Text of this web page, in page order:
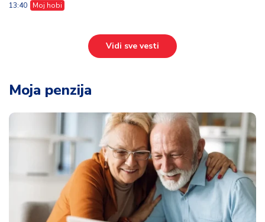
13:40 Moj hobi
Vidi sve vesti
Moja penzija